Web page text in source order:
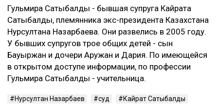
Гульмира Сатыбалды - бывшая супруга Кайрата
Сатыбалды, племянника экс-президента Казахстана
Нурсултана Назарбаева. Они развелись в 2005 году.
У бывших супругов трое общих детей - сын
Бауыржан и дочери Аружан и Дария. По имеющейся
в открытом доступе информации, по профессии
Гульмира Сатыбалды - учительница.
Нурсултан Назарбаев суд
Кайрат Сатыбалды